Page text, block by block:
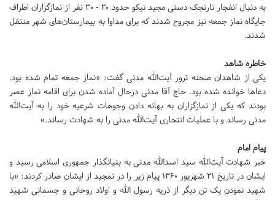
به دنبال انفجار نارنجک دستی مجید نیکو حدود ۲۰ - ۳۰ نفر از نمازگزاران اطراف
جایگاه نماز جمعه نیز مجروح شدند که برای مداوا به بیمارستان‌های شهر منتقل
شدند.
خاطره شاهد
یکی از شاهدان صحنه ترور آیت‌الله مدنی گفت: «نماز جمعه تمام شده بود.
دعاها خوانده شده بود. حاج آقا مدنی درحال آماده شدن برای اقامه نماز عصر
بودند که یکی از نمازگزاران به بهانه دادن وجوهات شرعیه خود را به آیت‌الله
مدنی رساند و با عملیات انتحاری آیت‌الله مدنی را به شهادت رساند.»
پیام امام
خبر شهادت آیت‌الله سید اسدالله مدنی به بنیانگذار جمهوری اسلامی رسید و
ایشان در تاریخ ۲۱ شهریور ۱۳۶۰ پیام زیر را در تمجید از ایشان صادر کردند: «با
شهید نمودن یک تن دیگر از ذریه رسول الله و اولاد روحانی و جسمانی شهید